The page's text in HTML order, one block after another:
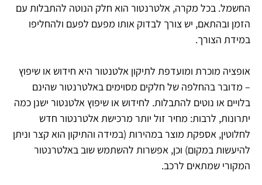
החשמל. בכל מקרה, אלטרנטור הוא חלק הנוטה להתבלות עם
הזמן ובהתאם, יש צורך לבדוק אותו מפעם לפעם ולהחליפו
במידת הצורך.
אופציה מוכרת ומועדפת לתיקון אלטנטור היא חידוש או שיפוץ
– מדובר בהחלפה של חלקים מסוימים באלטרנטור שהינם
בלויים או נוטים להתבלות. לחידוש או שיפוץ אלטנטור ישנן כמה
יתרונות, לרבות: מחיר זול יותר מרכישת אלטרנטור חדש
לחלוטין, אספקת מוצר במהירות (במידה והתיקון הוא קצר וניתן
להיעשות במקום) וכן, אפשרות להשתמש שוב באלטרנטור
המקורי שמתאים לרכב.